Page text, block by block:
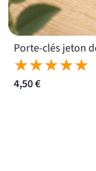
★★★★★
★★★★★
4,50 €